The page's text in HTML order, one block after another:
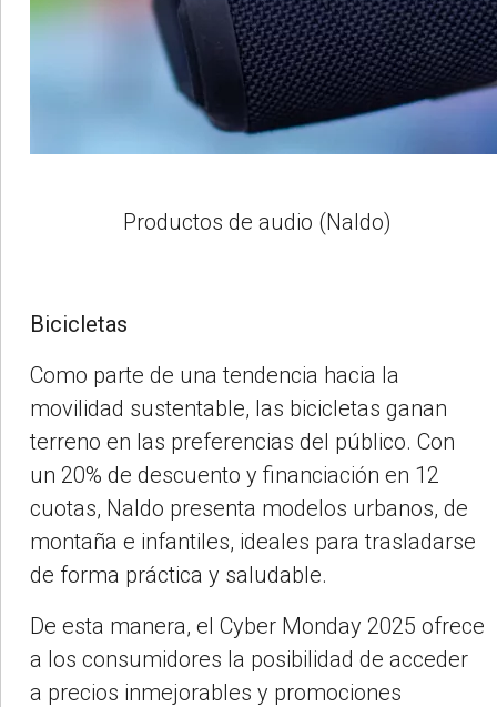
Productos de audio (Naldo)
Bicicletas
Como parte de una tendencia hacia la
movilidad sustentable, las bicicletas ganan
terreno en las preferencias del público. Con
un 20% de descuento y financiación en 12
cuotas, Naldo presenta modelos urbanos, de
montaña e infantiles, ideales para trasladarse
de forma práctica y saludable.
De esta manera, el Cyber Monday 2025 ofrece
a los consumidores la posibilidad de acceder
a precios inmejorables y promociones